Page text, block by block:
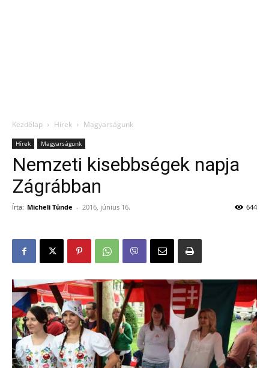
Kezdőlap Hírek Magyarságunk
Hírek Magyarságunk
Nemzeti kisebbségek napja
Zágrábban
Írta: Micheli Tünde - 2016, június 16. 644